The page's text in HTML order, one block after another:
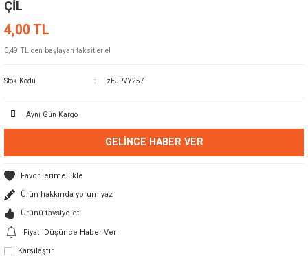
ÇİL
4,00 TL
0,49 TL den başlayan taksitlerle!
Stok Kodu zEJPVY257
Aynı Gün Kargo
GELINCE HABER VER
Ürün hakkında yorum yaz
Ürünü tavsiye et
Fiyatı Düşünce Haber Ver
Karşılaştır